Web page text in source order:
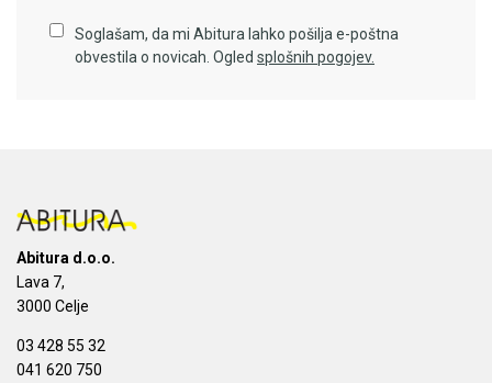
Soglašam, da mi Abitura lahko pošilja e-poštna
obvestila o novicah. Ogled splošnih pogojev.
Abitura d.o.o.
Lava 7,
3000 Celje
03 428 55 32
041 620 750